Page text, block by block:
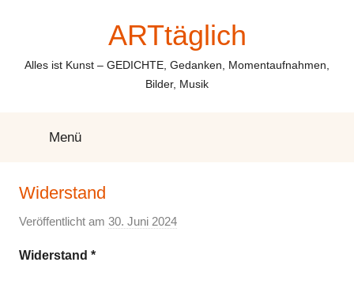
ARTtäglich
Alles ist Kunst – GEDICHTE, Gedanken, Momentaufnahmen,
Bilder, Musik
Menü
Widerstand
Veröffentlicht am 30. Juni 2024
Widerstand *